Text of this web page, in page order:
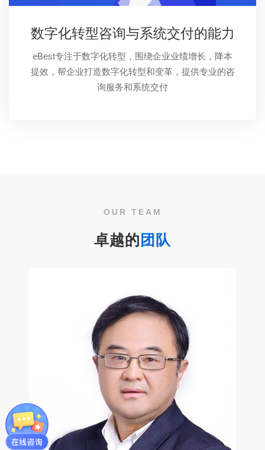
数字化转型咨询与系统交付的能力
eBest专注于数字化转型，围绕企业业绩增长，降本
提效，帮企业打造数字化转型和变革，提供专业的咨
询服务和系统交付
OUR TEAM
卓越的 团队